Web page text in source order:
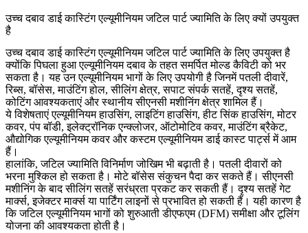
उच्च दबाव डाई कास्टिंग एल्यूमीनियम जटिल पार्ट ज्यामिति के लिए क्यों उपयुक्त
है
उच्च दबाव डाई कास्टिंग एल्यूमीनियम जटिल पार्ट ज्यामिति के लिए उपयुक्त है
क्योंकि पिघला हुआ एल्यूमीनियम दबाव के तहत समर्पित मोल्ड कैविटी को भर
सकता है। यह उन एल्यूमीनियम भागों के लिए उपयोगी है जिनमें पतली दीवारें,
रिब्स, बॉसेस, माउंटिंग होल, सीलिंग क्षेत्र, सपाट संपर्क सतहें, दृश्य सतहें,
कोटिंग आवश्यकताएं और स्थानीय सीएनसी मशीनिंग क्षेत्र शामिल हैं।
ये विशेषताएं एल्यूमीनियम हाउसिंग, लाइटिंग हाउसिंग, हीट सिंक हाउसिंग, मोटर
कवर, पंप बॉडी, इलेक्ट्रॉनिक एन्क्लोजर, ऑटोमोटिव कवर, माउंटिंग ब्रैकेट,
औद्योगिक एल्यूमीनियम कवर और कस्टम एल्यूमीनियम डाई कास्ट पार्ट्स में आम
हैं।
हालांकि, जटिल ज्यामिति विनिर्माण जोखिम भी बढ़ाती है। पतली दीवारों को
भरना मुश्किल हो सकता है। मोटे बॉसेस संकुचन पैदा कर सकते हैं। सीएनसी
मशीनिंग के बाद सीलिंग सतहें सरंध्रता प्रकट कर सकती हैं। दृश्य सतहें गेट
मार्क्स, इजेक्टर मार्क्स या पार्टिंग लाइनों से प्रभावित हो सकती हैं। यही कारण है
कि जटिल एल्यूमीनियम भागों को शुरुआती डीएफएम (DFM) समीक्षा और टूलिंग
योजना की आवश्यकता होती है।